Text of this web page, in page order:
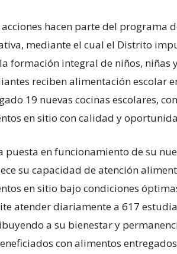
acciones hacen parte del programa
mediante el cual el Distrito
formación integral de niños, niñas
reciben alimentación escolar
19 nuevas cocinas escolares,
en sitio con calidad y
puesta en funcionamiento de su
su capacidad de atención
en sitio bajo condiciones
atender diariamente a 617
a su bienestar y
con alimentos